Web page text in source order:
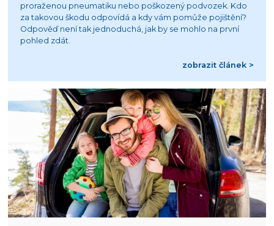
proraženou pneumatiku nebo poškozený podvozek. Kdo
za takovou škodu odpovídá a kdy vám pomůže pojištění?
Odpověď není tak jednoduchá, jak by se mohlo na první
pohled zdát.
zobrazit článek >